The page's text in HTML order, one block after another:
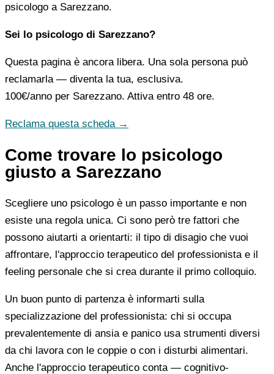
psicologo a Sarezzano.
Sei lo psicologo di Sarezzano?
Questa pagina è ancora libera. Una sola persona può
reclamarla — diventa la tua, esclusiva.
100€/anno per Sarezzano. Attiva entro 48 ore.
Reclama questa scheda →
Come trovare lo psicologo
giusto a Sarezzano
Scegliere uno psicologo è un passo importante e non
esiste una regola unica. Ci sono però tre fattori che
possono aiutarti a orientarti: il tipo di disagio che vuoi
affrontare, l'approccio terapeutico del professionista e il
feeling personale che si crea durante il primo colloquio.
Un buon punto di partenza è informarti sulla
specializzazione del professionista: chi si occupa
prevalentemente di ansia e panico usa strumenti diversi
da chi lavora con le coppie o con i disturbi alimentari.
Anche l'approccio terapeutico conta — cognitivo-